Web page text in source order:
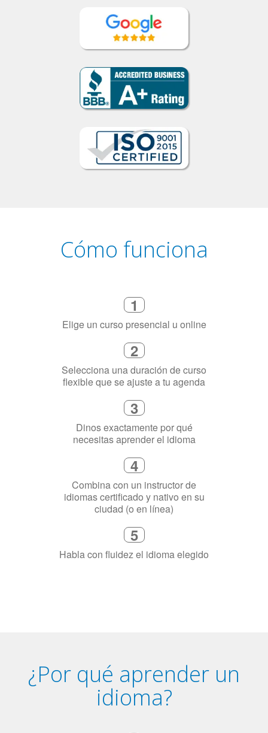
Cómo funciona
1
Elige un curso presencial u online
2
Selecciona una duración de curso
flexible que se ajuste a tu agenda
3
Dinos exactamente por qué
necesitas aprender el idioma
4
Combina con un instructor de
idiomas certificado y nativo en su